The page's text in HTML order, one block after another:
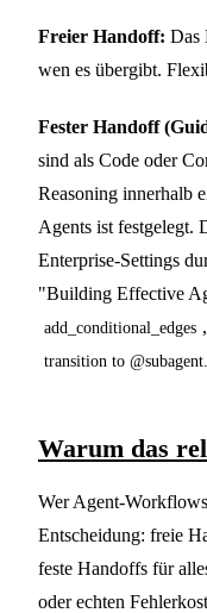
Freier Handoff: Das
wen es übergibt.
Fester Handoff
sind als Code oder
Reasoning innerhalb
Agents ist festgelegt.
Enterprise-Settings
"Building Effective
add_conditional_edges
transition to
Warum das
Wer Agent-
Entscheidung: freie
feste Handoffs für
oder echten